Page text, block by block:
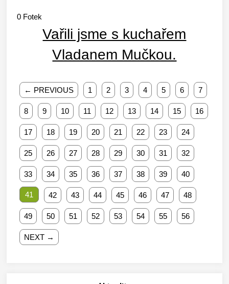
0 Fotek
Vařili jsme s kuchařem
Vladanem Mučkou.
← PREVIOUS 1 2 3 4 5 6 7
8 9 10 11 12 13 14 15 16
17 18 19 20 21 22 23 24
25 26 27 28 29 30 31 32
33 34 35 36 37 38 39 40
41 42 43 44 45 46 47 48
49 50 51 52 53 54 55 56
NEXT →